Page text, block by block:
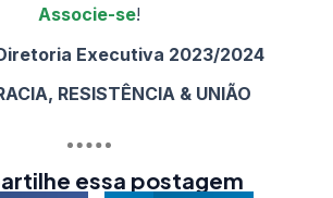
Associe-se!
Executiva 2023/2024
RESISTÊNCIA & UNIÃO
essa postagem